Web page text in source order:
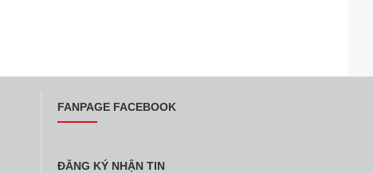
FANPAGE FACEBOOK
ĐĂNG KÝ NHẬN TIN